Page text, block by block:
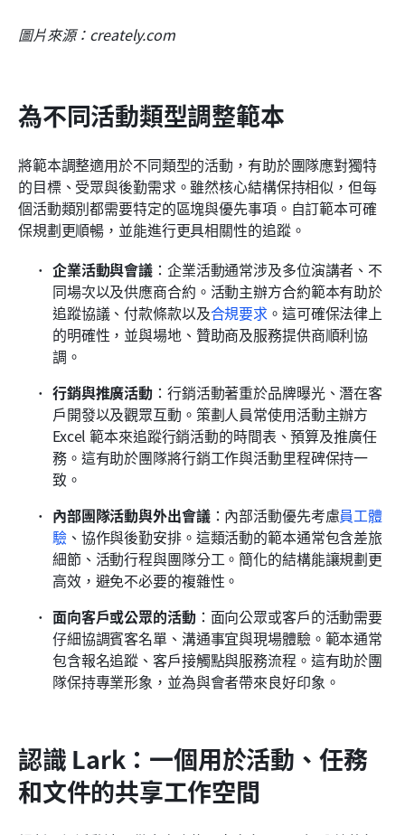
圖片來源：creately.com
為不同活動類型調整範本
將範本調整適用於不同類型的活動，有助於團隊應對獨特
的目標、受眾與後勤需求。雖然核心結構保持相似，但每
個活動類別都需要特定的區塊與優先事項。自訂範本可確
保規劃更順暢，並能進行更具相關性的追蹤。
企業活動與會議 ：企業活動通常涉及多位演講者、不
同場次以及供應商合約。活動主辦方合約範本有助於
追蹤協議、付款條款以及合規要求 。這可確保法律上
的明確性，並與場地、贊助商及服務提供商順利協
調。
行銷與推廣活動 ：行銷活動著重於品牌曝光、潛在客
戶開發以及觀眾互動。策劃人員常使用活動主辦方
Excel 範本來追蹤行銷活動的時間表、預算及推廣任
務。這有助於團隊將行銷工作與活動里程碑保持一
致。
內部團隊活動與外出會議：內部活動優先考慮員工體
驗、協作與後勤安排。這類活動的範本通常包含差旅
細節、活動行程與團隊分工。簡化的結構能讓規劃更
高效，避免不必要的複雜性。
面向客戶或公眾的活動：面向公眾或客戶的活動需要
仔細協調賓客名單、溝通事宜與現場體驗。範本通常
包含報名追蹤、客戶接觸點與服務流程。這有助於團
隊保持專業形象，並為與會者帶來良好印象。
認識 Lark：一個用於活動、任務
和文件的共享工作空間